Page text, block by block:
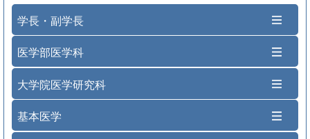
学長・副学長
医学部医学科
大学院医学研究科
基本医学